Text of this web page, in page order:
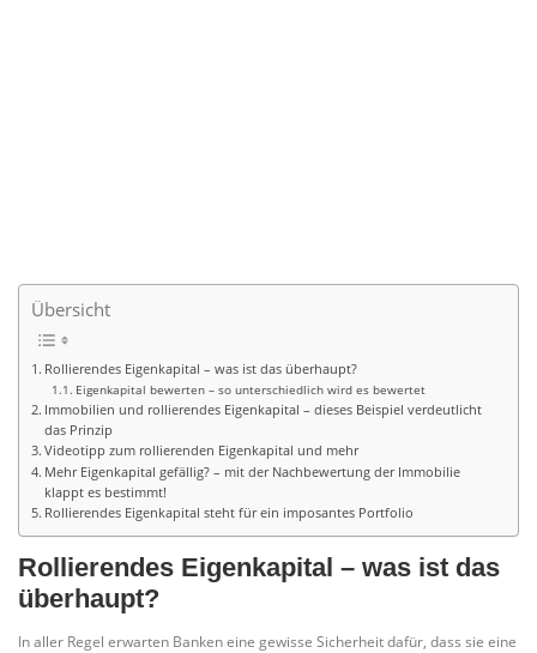
Übersicht
Rollierendes Eigenkapital – was ist das überhaupt?
Eigenkapital bewerten – so unterschiedlich wird es bewertet
Immobilien und rollierendes Eigenkapital – dieses Beispiel verdeutlicht
das Prinzip
Videotipp zum rollierenden Eigenkapital und mehr
Mehr Eigenkapital gefällig? – mit der Nachbewertung der Immobilie
klappt es bestimmt!
Rollierendes Eigenkapital steht für ein imposantes Portfolio
Rollierendes Eigenkapital – was ist das
überhaupt?
In aller Regel erwarten Banken eine gewisse Sicherheit dafür, dass sie eine